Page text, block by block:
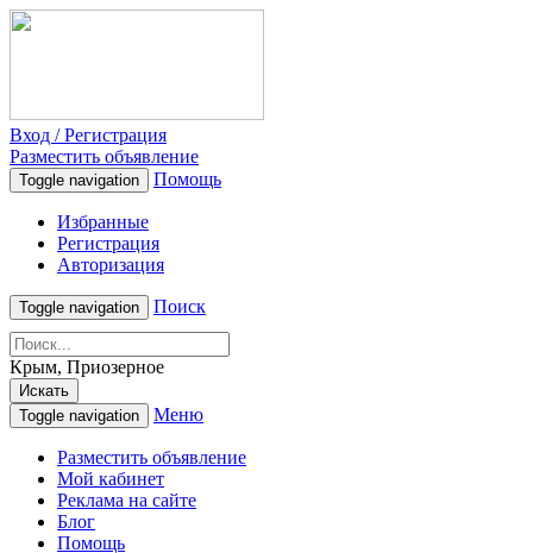
Вход / Регистрация
Разместить объявление
Toggle navigation Помощь
Избранные
Регистрация
Авторизация
Toggle navigation Поиск
Крым, Приозерное
Искать
Toggle navigation
Меню
Разместить объявление
Мой кабинет
Реклама на сайте
Блог
Помощь